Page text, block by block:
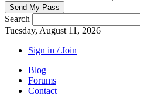
Search
Tuesday, August 11, 2026
Sign in / Join
Blog
Forums
Contact